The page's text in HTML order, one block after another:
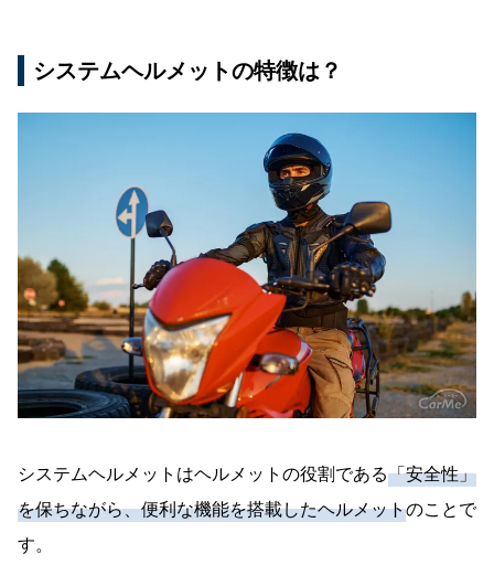
システムヘルメットの特徴は？
システムヘルメットはヘルメットの役割である「安全性」
を保ちながら、便利な機能を搭載したヘルメットのことで
す。